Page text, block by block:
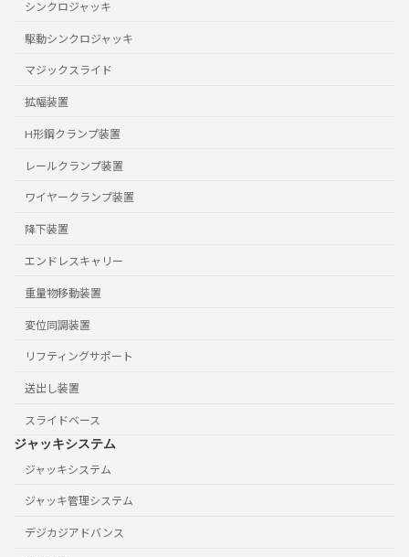
シンクロジャッキ
駆動シンクロジャッキ
マジックスライド
拡幅装置
H形鋼クランプ装置
レールクランプ装置
ワイヤークランプ装置
降下装置
エンドレスキャリー
重量物移動装置
変位同調装置
リフティングサポート
送出し装置
スライドベース
ジャッキシステム
ジャッキシステム
ジャッキ管理システム
デジカジアドバンス